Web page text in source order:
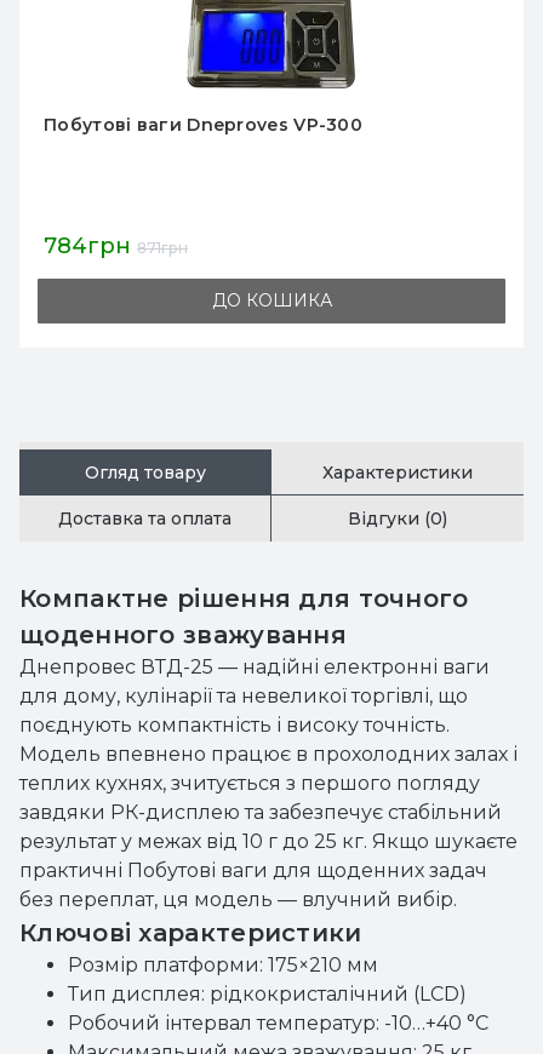
Кухонні побутові ваги Днепровес ДН
690грн 767грн
ДО КОШИКА
Огляд товару Характеристики
Доставка та оплата Відгуки (0)
Компактне рішення для точного
щоденного зважування
Днепровес ВТД-25 — надійні електронні ваги
для дому, кулінарії та невеликої торгівлі, що
поєднують компактність і високу точність.
Модель впевнено працює в прохолодних залах і
теплих кухнях, зчитується з першого погляду
завдяки РК-дисплею та забезпечує стабільний
результат у межах від 10 г до 25 кг. Якщо шукаєте
практичні Побутові ваги для щоденних задач
без переплат, ця модель — влучний вибір.
Ключові характеристики
Розмір платформи: 175×210 мм
Тип дисплея: рідкокристалічний (LCD)
Робочий інтервал температур: -10…+40 °C